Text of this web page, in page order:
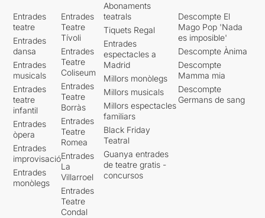
Entrades
teatre
Entrades
dansa
Entrades
musicals
Entrades
teatre
infantil
Entrades
òpera
Entrades
improvisació
Entrades
monòlegs
Entrades
Teatre
Tívoli
Entrades
Teatre
Coliseum
Entrades
Teatre
Borràs
Entrades
Teatre
Romea
Entrades
La
Villarroel
Entrades
Teatre
Condal
Abonaments
teatrals
Tiquets Regal
Entrades
espectacles a
Madrid
Millors monòlegs
Millors musicals
Millors espectacles
familiars
Black Friday
Teatral
Guanya entrades
de teatre gratis -
concursos
Descompte El
Mago Pop 'Nada
es imposible'
Descompte Ànima
Descompte
Mamma mia
Descompte
Germans de sang